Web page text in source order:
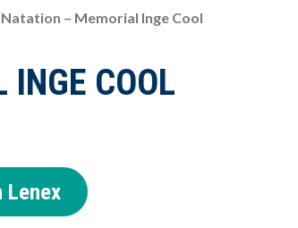
Natation – Memorial Inge Cool
COOL
Lenex